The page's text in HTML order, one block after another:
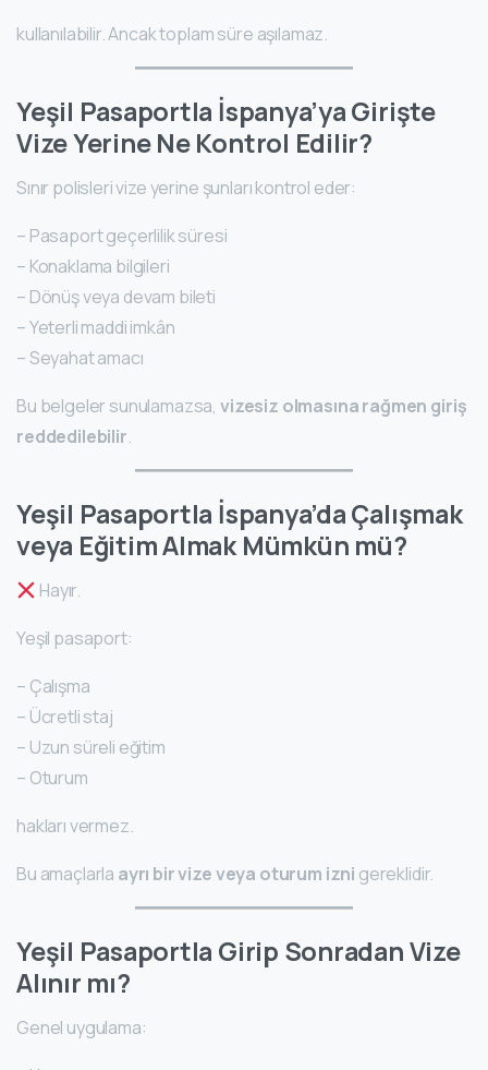
kullanılabilir. Ancak toplam süre aşılamaz.
Yeşil Pasaportla İspanya’ya Girişte
Vize Yerine Ne Kontrol Edilir?
Sınır polisleri vize yerine şunları kontrol eder:
– Pasaport geçerlilik süresi
– Konaklama bilgileri
– Dönüş veya devam bileti
– Yeterli maddi imkân
– Seyahat amacı
Bu belgeler sunulamazsa, vizesiz olmasına rağmen giriş
reddedilebilir.
Yeşil Pasaportla İspanya’da Çalışmak
veya Eğitim Almak Mümkün mü?
Hayır.
Yeşil pasaport:
– Çalışma
– Ücretli staj
– Uzun süreli eğitim
– Oturum
hakları vermez.
Bu amaçlarla ayrı bir vize veya oturum izni gereklidir.
Yeşil Pasaportla Girip Sonradan Vize
Alınır mı?
Genel uygulama: